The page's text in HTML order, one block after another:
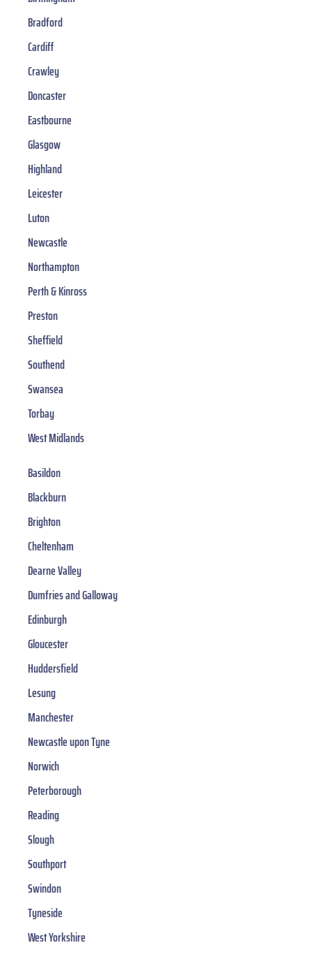
Bradford
Cardiff
Crawley
Doncaster
Eastbourne
Glasgow
Highland
Leicester
Luton
Newcastle
Northampton
Perth & Kinross
Preston
Sheffield
Southend
Swansea
Torbay
West Midlands
Basildon
Blackburn
Brighton
Cheltenham
Dearne Valley
Dumfries and Galloway
Edinburgh
Gloucester
Huddersfield
Lesung
Manchester
Newcastle upon Tyne
Norwich
Peterborough
Reading
Slough
Southport
Swindon
Tyneside
West Yorkshire